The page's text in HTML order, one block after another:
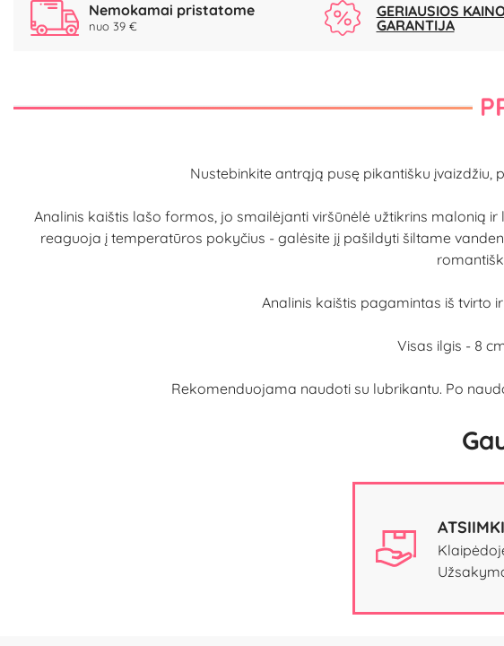
Nemokamai pristatome
nuo 39 €
GERIAUSIOS
GARANTIJA
Nustebinkite antrąją pusę pikantišku
Analinis kaištis lašo formos, jo smailėjanti viršūnėlė užtikrins malonią
reaguoja į temperatūros pokyčius - galėsite jį pašildyti šiltame
Analinis kaištis pagamintas iš tvirto
Visas ilgis - 8
Rekomenduojama naudoti su lubrikantu. Po